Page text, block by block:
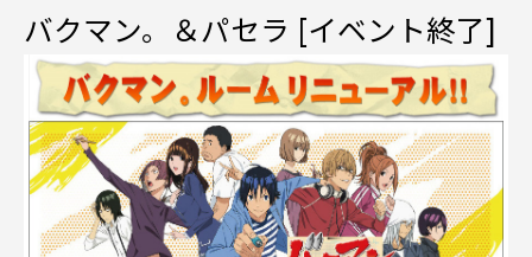
バクマン。＆パセラ [イベント終了]